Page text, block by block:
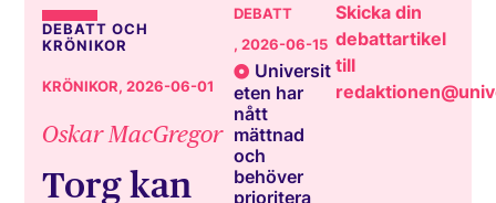
DEBATT OCH
KRÖNIKOR
KRÖNIKOR, 2026-06-01
Oskar MacGregor
Torg kan
DEBATT
, 2026-06-15
Universit
eten har
nått
mättnad
och
behöver
prioritera
Skicka din
debattartikel
till